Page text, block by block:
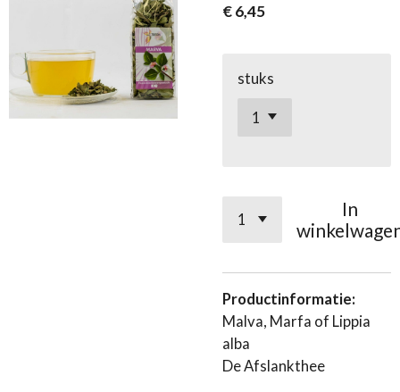
€ 6,45
stuks
In
Productinformatie:
Malva, Marfa of Lippia
alba
De Afslankthee